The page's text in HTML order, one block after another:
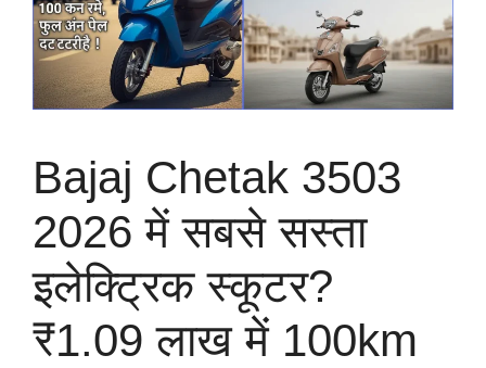
Bajaj Chetak 3503
2026 में सबसे सस्ता
इलेक्ट्रिक स्कूटर?
₹1.09 लाख में 100km